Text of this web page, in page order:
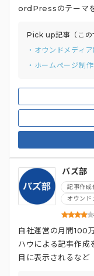
ordPressのテーマ
が可能です。
Pick up記事（この
バズ部
記事作成
オウンド
自社運営の月間100
ハウによる記事作成
目に表示されるなど